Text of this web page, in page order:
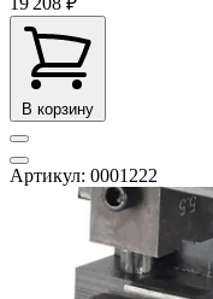
В корзину
Артикул: 0001222